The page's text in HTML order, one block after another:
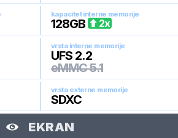
kapacitet interne memorije
128GB 2x
vrsta interne memorije
UFS 2.2
eMMC 5.1
vrsta externe memorije
SDXC
EKRAN